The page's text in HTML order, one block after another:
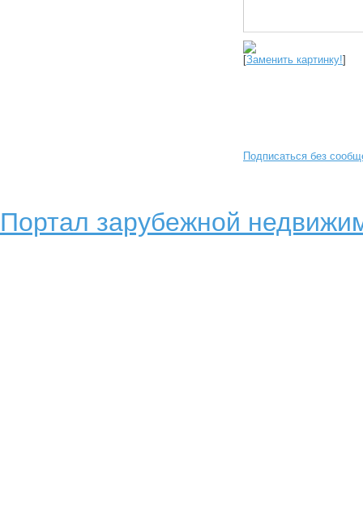
[Заменить картинку!]
Подписаться без
Портал зарубежной